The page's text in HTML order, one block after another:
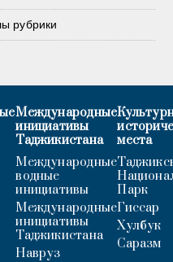
рубрики
Международные
инициативы
Таджикистана
Международные
водные
инициативы
Международные
инициативы
Таджикистана
Навруз
места
Парк
Гиссар
Хулбук
Саразм